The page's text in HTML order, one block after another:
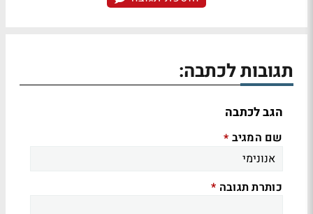
תגובות לכתבה:
הגב לכתבה
שם המגיב *
כותרת תגובה *